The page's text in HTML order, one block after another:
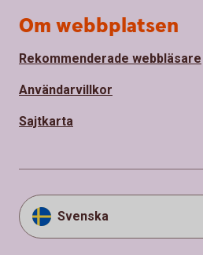
Om webbplatsen
Rekommenderade webbläsare
Användarvillkor
Sajtkarta
Svenska